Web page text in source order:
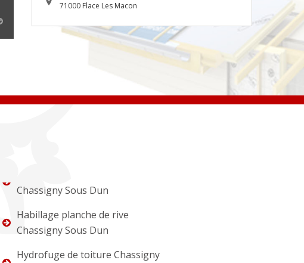
71000 Flace Les Macon
Chassigny Sous Dun
Habillage planche de rive
Chassigny Sous Dun
Hydrofuge de toiture Chassigny